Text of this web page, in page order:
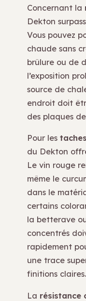
Concernant la
Dekton
Vous pouvez
chaude sans
brûlure ou de
l’exposition
source de
endroit doit
des plaques
Pour les taches
du Dekton
Le vin rouge
même le
dans le
certains
la betterave
concentrés
rapidement
une trace
finitions claires.
La résistance